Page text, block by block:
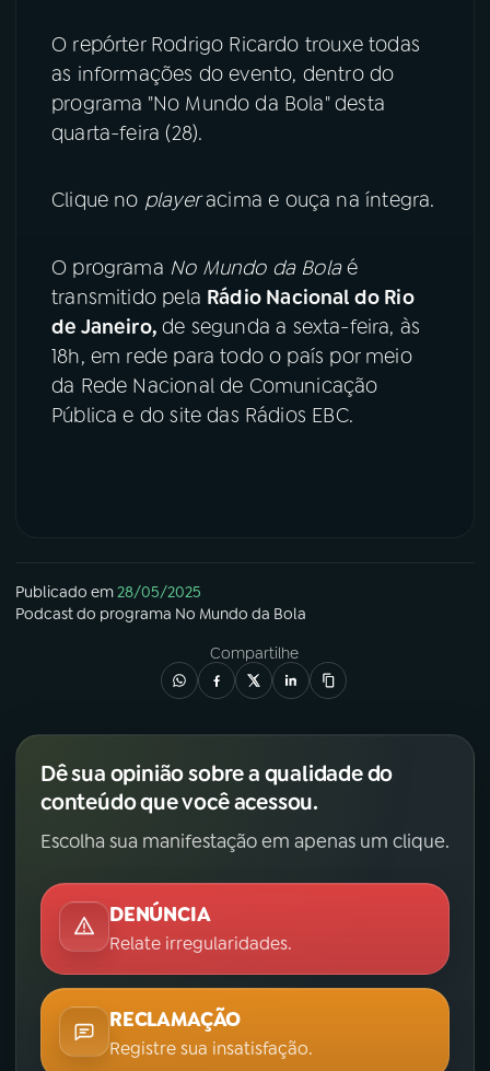
O repórter Rodrigo Ricardo trouxe todas
as informações do evento, dentro do
programa "No Mundo da Bola" desta
quarta-feira (28).
Clique no playeracima e ouça na íntegra.
O programa No Mundo da Bolaé
transmitido pela Rádio Nacional do Rio
de Janeiro,de segunda a sexta-feira, às
18h, em rede para todo o país por meio
da Rede Nacional de Comunicação
Pública e do site das Rádios EBC.
Publicado em28/05/2025
Podcastdo programa No Mundo da Bola
Compartilhe
Dê sua opinião sobre a qualidade do
conteúdo que você acessou.
Escolha sua manifestação em apenas um clique.
DENÚNCIA
Relate irregularidades.
RECLAMAÇÃO
Registre sua insatisfação.